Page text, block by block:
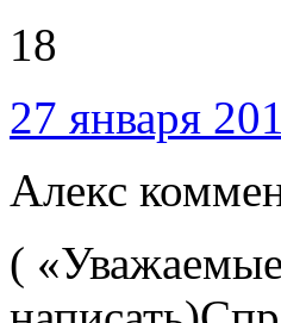
18
27 января
Алекс
(